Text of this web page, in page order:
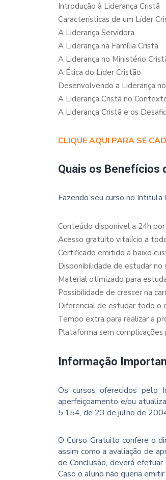
Introdução à Liderança Cristã
Características de um Líder
A Liderança Servidora
A Liderança na Família Cristã
A Liderança no Ministério
A Ética do Líder Cristão
Desenvolvendo a Liderança
A Liderança Cristã no
A Liderança Cristã e os
CLIQUE AQUI PARA SE
Quais os Benefícios
Fazendo seu curso no
Conteúdo disponível a 24h por
Acesso gratuito vitalício a
Certificado emitido a baixo
Disponibilidade de estudar no
Material otimizado para
Possibilidade de crescer na
Diferencial de estudar todo o
Tempo extra para realizar a
Plataforma sem complicações
Informação
Os cursos oferecidos pelo
aperfeiçoamento e/ou
5.154, de 23 de julho de
O Curso Gratuito confere o
assim como a avaliação de
de Conclusão, deverá
Caso o aluno não queria